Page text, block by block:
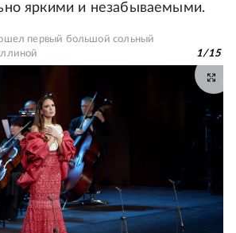
яркими и незабываемыми.
первый большой сольный
1/15